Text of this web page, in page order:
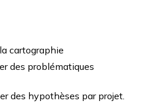
cartographie
des problématiques
des hypothèses par projet.